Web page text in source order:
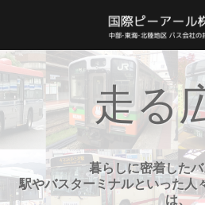
走る
暮らしに密着した
駅やバスターミナルといった人
は、